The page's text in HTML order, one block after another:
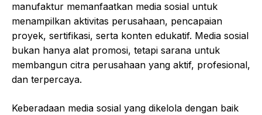
manufaktur memanfaatkan media sosial untuk
menampilkan aktivitas perusahaan, pencapaian
proyek, sertifikasi, serta konten edukatif. Media sosial
bukan hanya alat promosi, tetapi sarana untuk
membangun citra perusahaan yang aktif, profesional,
dan terpercaya.
Keberadaan media sosial yang dikelola dengan baik